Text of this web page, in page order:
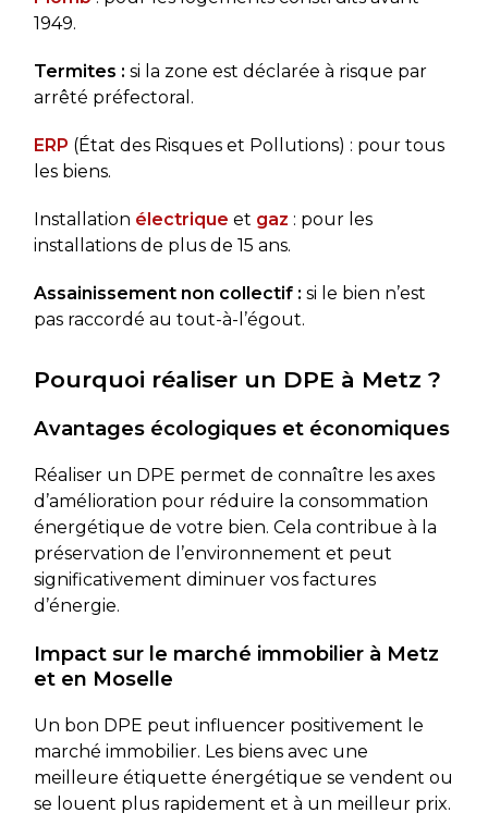
1949.
Termites : si la zone est déclarée à risque par
arrêté préfectoral.
ERP (État des Risques et Pollutions) : pour tous
les biens.
Installation électrique et gaz : pour les
installations de plus de 15 ans.
Assainissement non collectif : si le bien n’est
pas raccordé au tout-à-l’égout.
Pourquoi réaliser un DPE à Metz ?
Avantages écologiques et économiques
Réaliser un DPE permet de connaître les axes
d’amélioration pour réduire la consommation
énergétique de votre bien. Cela contribue à la
préservation de l’environnement et peut
significativement diminuer vos factures
d’énergie.
Impact sur le marché immobilier à Metz
et en Moselle
Un bon DPE peut influencer positivement le
marché immobilier. Les biens avec une
meilleure étiquette énergétique se vendent ou
se louent plus rapidement et à un meilleur prix.